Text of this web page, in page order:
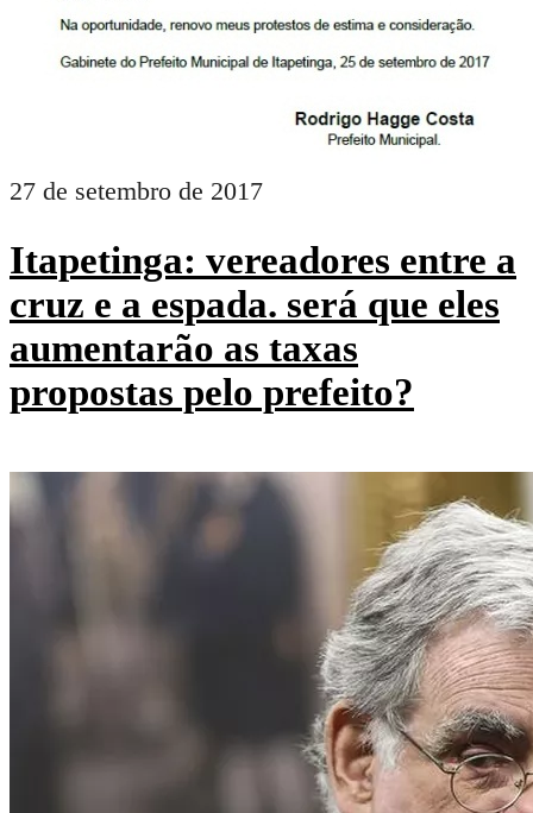
27 de setembro de 2017
Itapetinga: vereadores entre a
cruz e a espada. será que eles
aumentarão as taxas
propostas pelo prefeito?